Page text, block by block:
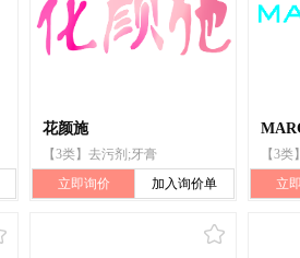
花颜施
【3类】去污剂;牙膏
立即询价
加入询价单
【3
立